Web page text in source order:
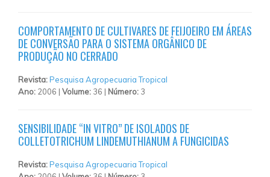
COMPORTAMENTO DE CULTIVARES DE FEIJOEIRO EM ÁREAS
DE CONVERSÃO PARA O SISTEMA ORGÂNICO DE
PRODUÇÃO NO CERRADO
Revista:Pesquisa Agropecuaria Tropical
Ano: 2006 | Volume: 36 | Número: 3
SENSIBILIDADE “IN VITRO” DE ISOLADOS DE
COLLETOTRICHUM LINDEMUTHIANUM A FUNGICIDAS
Revista:Pesquisa Agropecuaria Tropical